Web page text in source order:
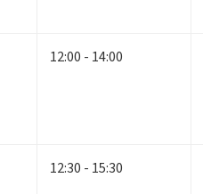
12:00 - 14:00
12:30 - 15:30